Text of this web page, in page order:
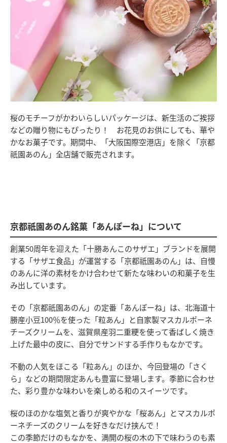
桜のモチーフがかわいらしいパッケージは、新生活のご挨拶
などの贈り物にもぴったり！ お花見のお供にしても、華や
かなお菓子です。期間中、「大阪国際空港店」を除く「京都
祇園あのん」全店舗で販売されます。
京都祇園あのん銘菓「あんぽーね」について
創業50周年を迎えた「十勝あんこのサザエ」ブランドを展開
する「サザエ食品」が運営する「京都祇園あのん」は、自慢
のあんに洋の素材をかけ合わせて新たな味わいの和菓子を生
み出しています。
その「京都祇園あのん」の定番「あんぽーね」は、北海道十
勝産小豆100％を使った「粒あん」と自家製マスカルポーネ
チーズクリームを、滋賀県産羽二重粳を使って香ばしく焼き
上げた最中の皮に、自分でサンドする手作りもなかです。
不動の人気をほこる「粒あん」のほか、今回登場の「さく
ら」などの期間限定あんも豊富に登場します。季節に合わせ
た、彩り豊かな味わいを楽しめる和のスイーツです。
桜のほのかな塩気と香りが爽やかな「桜あん」とマスカルポ
ーネチーズのクリームを好きなだけ挟んで！
この季節だけのもなかを、満開の桜の木の下で味わうのも素